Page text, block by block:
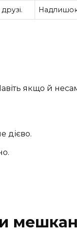
якщо й
дієво.